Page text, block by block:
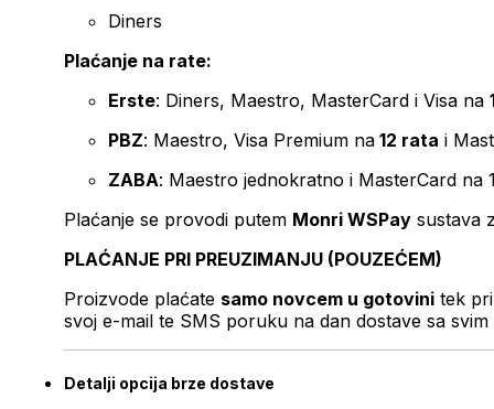
Diners
Plaćanje na rate:
Erste: Diners, Maestro, MasterCard i Visa na
PBZ: Maestro, Visa Premium na 12 rata i
ZABA: Maestro jednokratno i MasterCard na
Plaćanje se provodi putem Monri WSPay sustava
PLAĆANJE PRI PREUZIMANJU (POUZEĆEM)
Proizvode plaćate samo novcem u gotovini tek
svoj e-mail te SMS poruku na dan dostave sa svim
Detalji opcija brze dostave